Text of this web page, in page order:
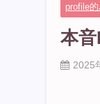
profile
本
2025